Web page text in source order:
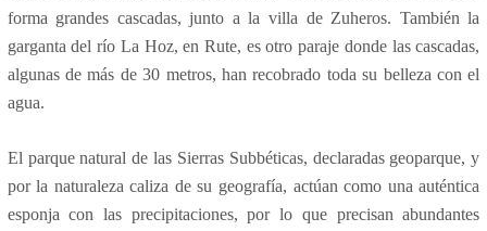
forma grandes cascadas, junto a la villa de Zuheros. También la
garganta del río La Hoz, en Rute, es otro paraje donde las cascadas,
algunas de más de 30 metros, han recobrado toda su belleza con el
agua.
El parque natural de las Sierras Subbéticas, declaradas geoparque, y
por la naturaleza caliza de su geografía, actúan como una auténtica
esponja con las precipitaciones, por lo que precisan abundantes